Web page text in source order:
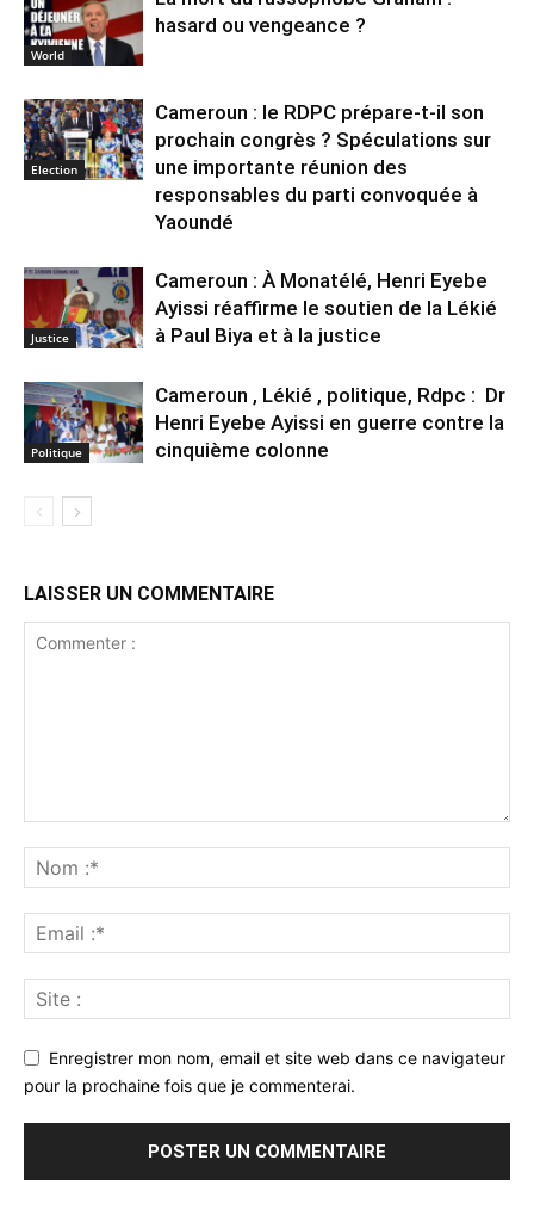
World
hasard ou vengeance ?
Election
Cameroun : le RDPC prépare-t-il son
prochain congrès ? Spéculations sur
une importante réunion des
responsables du parti convoquée à
Yaoundé
Justice
Cameroun : À Monatélé, Henri Eyebe
Ayissi réaffirme le soutien de la Lékié
à Paul Biya et à la justice
Politique
Cameroun , Lékié , politique, Rdpc : Dr
Henri Eyebe Ayissi en guerre contre la
cinquième colonne
LAISSER UN COMMENTAIRE
Enregistrer mon nom, email et site web dans ce navigateur
pour la prochaine fois que je commenterai.